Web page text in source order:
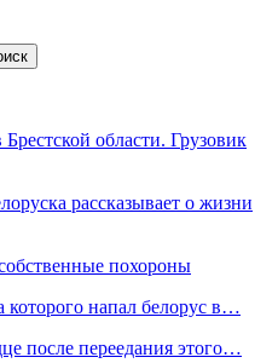
области. Грузовик
рассказывает о жизни
похороны
которого напал белорус в…
после переедания этого…